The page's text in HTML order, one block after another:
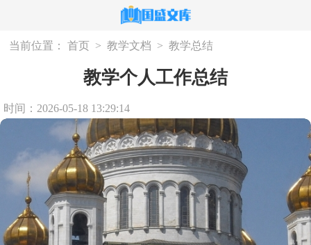
当前位置： 首页 > 教学文档 > 教学总结
教学个人工作总结
时间：2026-05-18 13:29:14